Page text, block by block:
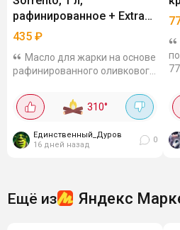
рафинированное + Extra
Virgin
435 ₽
Масло для жарки на основе
рафинированного оливкового
нерафинированного Extra
Virgin. Нейтральный вкус, без
веществ при...
310°
Единственный_Дуров
16 дней назад
0
Ещё из Яндекс